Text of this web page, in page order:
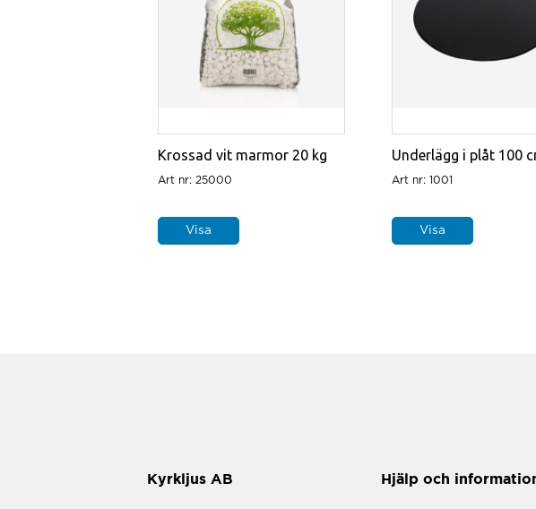
Krossad vit marmor 20 kg
Art nr: 25000
Visa
Underlägg i plåt 100
Art nr: 1001
Visa
Hjälp och